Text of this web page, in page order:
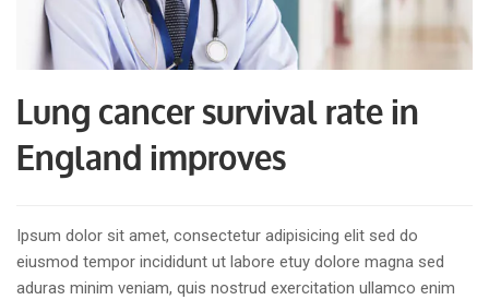
Lung cancer survival rate in
England improves
Ipsum dolor sit amet, consectetur adipisicing elit sed do
eiusmod tempor incididunt ut labore etuy dolore magna sed
aduras minim veniam, quis nostrud exercitation ullamco enim